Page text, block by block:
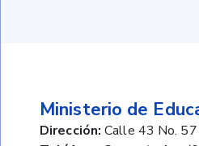
Ministerio de
Dirección: Calle 43 No.